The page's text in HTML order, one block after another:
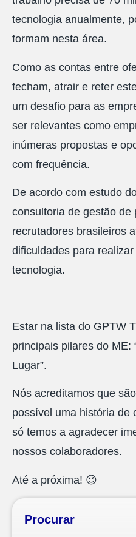
tecnologia anualmente,
formam nesta área.
Como as contas entre
fecham, atrair e reter
um desafio para as
ser relevantes como
inúmeras propostas e
com frequência.
De acordo com estudo
consultoria de gestão de
recrutadores brasileiros
dificuldades para
tecnologia.
Estar na lista do GPTW
principais pilares do ME:
Lugar”.
Nós acreditamos que
possível uma história de
só temos a agradecer
nossos colaboradores.
Até a próxima! 😉
Procurar